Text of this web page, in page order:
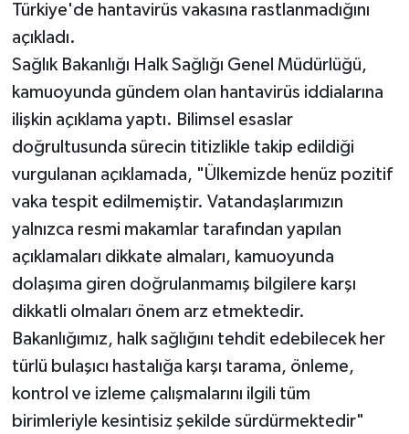
Türkiye'de hantavirüs vakasına rastlanmadığını
açıkladı.
Sağlık Bakanlığı Halk Sağlığı Genel Müdürlüğü,
kamuoyunda gündem olan hantavirüs iddialarına
ilişkin açıklama yaptı. Bilimsel esaslar
doğrultusunda sürecin titizlikle takip edildiği
vurgulanan açıklamada, "Ülkemizde henüz pozitif
vaka tespit edilmemiştir. Vatandaşlarımızın
yalnızca resmi makamlar tarafından yapılan
açıklamaları dikkate almaları, kamuoyunda
dolaşıma giren doğrulanmamış bilgilere karşı
dikkatli olmaları önem arz etmektedir.
Bakanlığımız, halk sağlığını tehdit edebilecek her
türlü bulaşıcı hastalığa karşı tarama, önleme,
kontrol ve izleme çalışmalarını ilgili tüm
birimleriyle kesintisiz şekilde sürdürmektedir"